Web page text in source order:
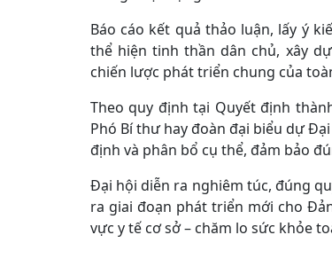
Báo cáo kết quả thảo luận, lấy ý
thể hiện tinh thần dân chủ, xây
chiến lược phát triển chung của
Theo quy định tại Quyết định
Phó Bí thư hay đoàn đại biểu dự
định và phân bổ cụ thể, đảm bảo
Đại hội diễn ra nghiêm túc, đúng
ra giai đoạn phát triển mới cho
vực y tế cơ sở – chăm lo sức khỏe